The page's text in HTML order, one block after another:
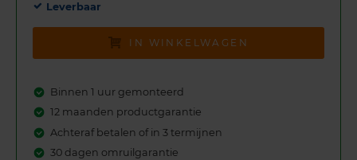
Leverbaar
IN WINKELWAGEN
Binnen 1 uur gemonteerd
12 maanden productgarantie
Achteraf betalen of in 3 termijnen
30 dagen omruilgarantie